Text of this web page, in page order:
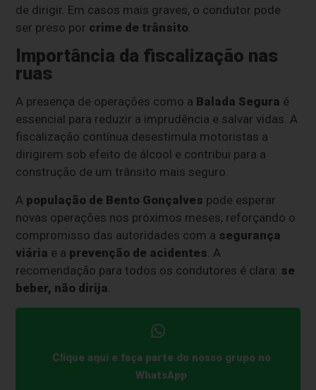
de dirigir. Em casos mais graves, o condutor pode
ser preso por crime de trânsito
Importância da fiscalização nas
ruas
A presença de operações como a Balada Segura é
essencial para reduzir a imprudência e salvar vidas. A
fiscalização contínua desestimula motoristas a
dirigirem sob efeito de álcool e contribui para a
construção de um trânsito mais seguro.
A população de Bento Gonçalves pode esperar
novas operações nos próximos meses, reforçando o
compromisso das autoridades com a segurança
viária e a prevenção de acidentes . A
recomendação para todos os condutores é clara: se
beber, não dirija
Clique aqui e faça parte do nosso grupo no
WhatsApp